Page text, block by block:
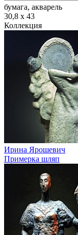
бумага, акварель
30,8 х 43
Коллекция
Ирина Ярошевич
Примерка шляп